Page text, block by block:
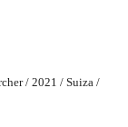
/ 2021 / Suiza /